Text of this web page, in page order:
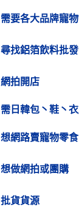
需要各大品牌寵
尋找鋁箔飲料批發
網拍開店
需日韓包丶鞋丶
想網路賣寵物零
想做網拍或團購
批貨貨源